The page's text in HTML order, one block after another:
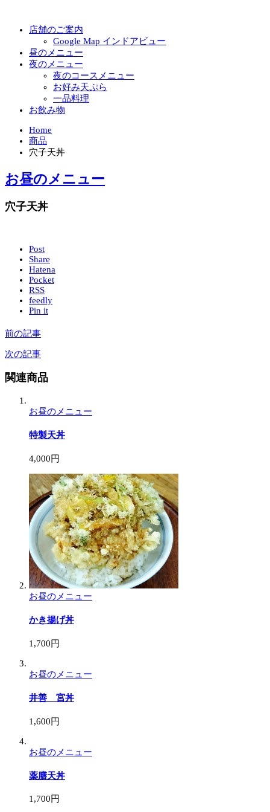
店舗のご案内
Google Map インドアビュー
昼のメニュー
夜のメニュー
夜のコースメニュー
お好み天ぷら
一品料理
お飲み物
Home
商品
穴子天丼
お昼のメニュー
穴子天丼
Post
Share
Hatena
Pocket
RSS
feedly
Pin it
前の記事
次の記事
関連商品
お昼のメニュー
特製天丼
4,000円
お昼のメニュー
かき揚げ丼
1,700円
お昼のメニュー
井善 宮丼
1,600円
お昼のメニュー
薬膳天丼
1,700円